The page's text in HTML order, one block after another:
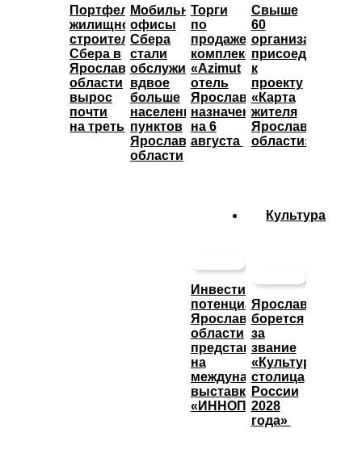
Портфель
жилищного
строительства
Сбера в
Ярославской
области
вырос
почти
на треть
Мобильные
офисы
Сбера
стали
обслуживать
вдвое
больше
населенных
пунктов
Ярославской
области
Торги
по
продаже
комплекса
«Azimut
отель
Ярославль»
назначены
на 6
августа
Свыше
60
организаций
присоединились
к
проекту
«Карта
жителя
Ярославской
области»
Инвестиционный
потенциал
Ярославской
области
представят
на
международной
выставке
«ИННОПРОМ»
Культура
Ярославль
борется
за
звание
«Культурная
столица
России
2028
года»